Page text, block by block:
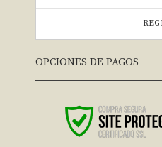
OPCIONES DE PAGOS